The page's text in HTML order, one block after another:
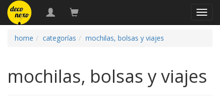
home categorías mochilas, bolsas y viajes
mochilas, bolsas y viajes